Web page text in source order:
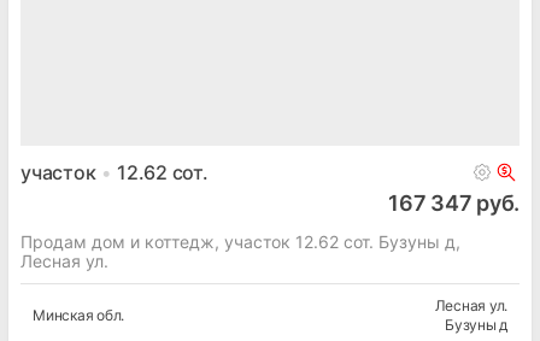
участок 12.62 сот.
167 347 руб.
Продам дом и коттедж, участок 12.62 сот. Бузуны д,
Лесная ул.
Минская обл.
Лесная ул.
Бузуны д